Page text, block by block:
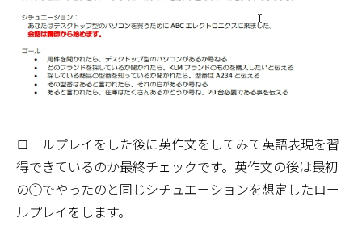
ロールプレイをした後に英作文をしてみて英語表現を習
得できているのか最終チェックです。英作文の後は最初
の①でやったのと同じシチュエーションを想定したロー
ルプレイをします。